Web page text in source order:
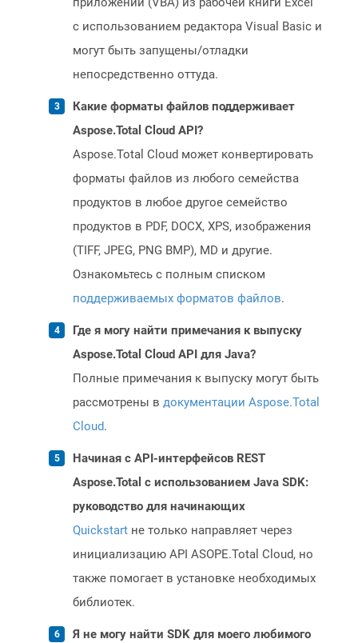
с использованием редактора Visual Basic и
могут быть запущены/отладки
непосредственно оттуда.
Какие форматы файлов поддерживает
Aspose.Total Cloud API?
Aspose.Total Cloud может конвертировать
форматы файлов из любого семейства
продуктов в любое другое семейство
продуктов в PDF, DOCX, XPS, изображения
(TIFF, JPEG, PNG BMP), MD и другие.
Ознакомьтесь с полным списком
поддерживаемых форматов файлов.
Где я могу найти примечания к выпуску
Aspose.Total Cloud API для Java?
Полные примечания к выпуску могут быть
рассмотрены в документации Aspose.Total
Cloud.
Начиная с API-интерфейсов REST
Aspose.Total с использованием Java SDK:
руководство для начинающих
Quickstart не только направляет через
инициализацию API ASOPE.Total Cloud, но
также помогает в установке необходимых
библиотек.
Я не могу найти SDK для моего любимого